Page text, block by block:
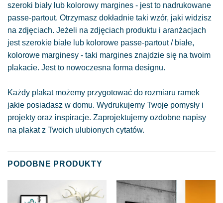
szeroki biały lub kolorowy margines - jest to nadrukowane
passe-partout. Otrzymasz dokładnie taki wzór, jaki widzisz
na zdjęciach. Jeżeli na zdjęciach produktu i aranżacjach
jest szerokie białe lub kolorowe passe-partout / białe,
kolorowe marginesy - taki margines znajdzie się na twoim
plakacie. Jest to nowoczesna forma designu.
Każdy plakat możemy przygotować do rozmiaru ramek
jakie posiadasz w domu. Wydrukujemy Twoje pomysły i
projekty oraz inspiracje. Zaprojektujemy ozdobne napisy
na plakat z Twoich ulubionych cytatów.
PODOBNE PRODUKTY